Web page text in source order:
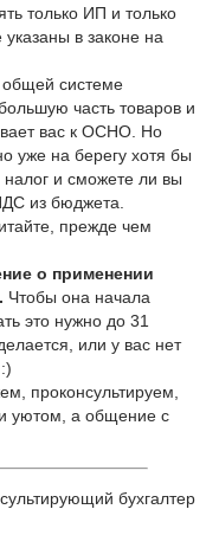
только ИП и только
в законе на
системе
часть товаров и
вас к ОСНО. Но
уже на берегу хотя бы
и сможете ли вы
из бюджета.
прежде чем
о применении
Чтобы она начала
это нужно до 31
или у вас нет
проконсультируем,
уютом, а общение с
бухгалтер